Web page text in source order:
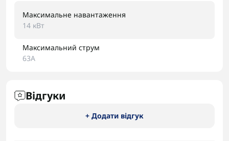
Максимальне навантаження
14 кВт
Максимальний струм
63А
Відгуки
+ Додати відгук